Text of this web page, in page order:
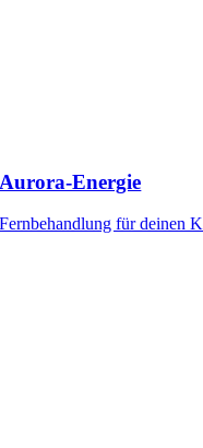
Aurora-Energie
Fernbehandlung für deinen